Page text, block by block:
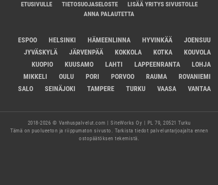
ETUSIVULLE TIETOSUOJASELOSTE
LISÄÄ YRITYS SIVUSTOLLE
ANNA PALAUTETTA
ESPOO HELSINKI HÄMEENLINNA HYVINKÄÄ
JOENSUU
JYVÄSKYLÄ
JÄRVENPÄÄ KOKKOLA KOTKA
KOUVOLA
KUOPIO
KUUSAMO LAHTI LAPPEENRANTA
LOHJA
MIKKELI
OULU PORI PORVOO RAUMA
ROVANIEMI
SALO
SEINÄJOKI TAMPERE TURKU VAASA VANTAA
2018-2026 © Vanhuspalvelut.com | SiteWorks Oy | PL 79, 20521 Turku
Tämä on puolueeton ja riippumaton sivusto. Tarkista tiedot palveluntarjoajalta ennen
ostopäätöksen tekemistä.